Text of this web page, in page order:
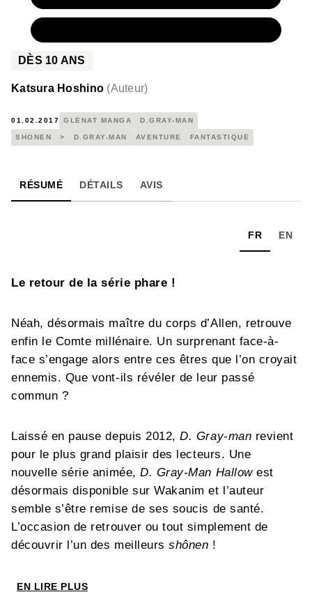
DÈS 10 ANS
Katsura Hoshino (Auteur)
01.02.2017 GLÉNAT MANGA D.GRAY-MAN
SHONEN > D.GRAY-MAN AVENTURE FANTASTIQUE
RÉSUMÉ DÉTAILS AVIS
FR EN
Le retour de la série phare !
Néah, désormais maître du corps d’Allen, retrouve
enfin le Comte millénaire. Un surprenant face-à-
face s’engage alors entre ces êtres que l’on croyait
ennemis. Que vont-ils révéler de leur passé
commun ?
Laissé en pause depuis 2012,D. Gray-man revient
pour le plus grand plaisir des lecteurs. Une
nouvelle série animée,D. Gray-Man Hallowest
désormais disponible sur Wakanim et l’auteur
semble s’être remise de ses soucis de santé.
L’occasion de retrouver ou tout simplement de
découvrir l’un des meilleursshônen !
EN LIRE PLUS